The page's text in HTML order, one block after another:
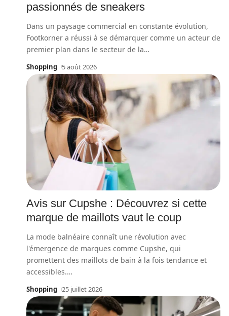
passionnés de sneakers
Dans un paysage commercial en constante évolution,
Footkorner a réussi à se démarquer comme un acteur de
premier plan dans le secteur de la…
Shopping 5 août 2026
Avis sur Cupshe : Découvrez si cette
marque de maillots vaut le coup
La mode balnéaire connaît une révolution avec
l'émergence de marques comme Cupshe, qui
promettent des maillots de bain à la fois tendance et
accessibles.…
Shopping 25 juillet 2026